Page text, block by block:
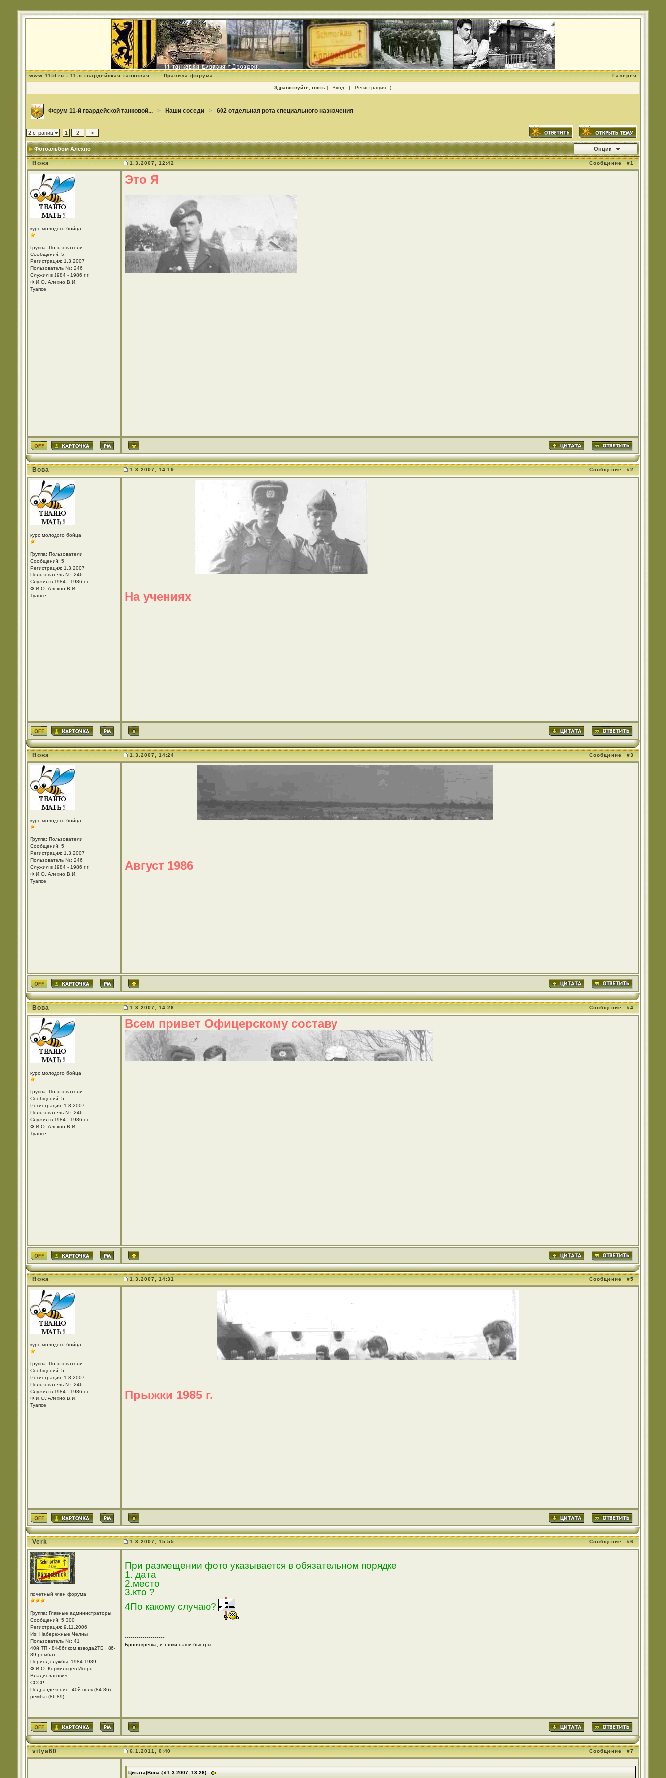
www.11td.ru - 11-я гвардейская танковая... Правила форума Галерея
Здравствуйте, гость ( Вход | Регистрация )
Форум 11-й гвардейской танковой... > Наши соседи > 602 отдельная рота специального назначения
2 страниц 1 2 >
Фотоальбом Алехно Опции
Вова 1.3.2007, 12:42 Сообщение #1
курс молодого бойца
Группа: Пользователи
Сообщений: 5
Регистрация: 1.3.2007
Пользователь №: 246
Служил в 1984 - 1986 г.г.
Ф.И.О.:Алехно.В.И.
Туапсе
Это Я
Вова 1.3.2007, 14:19 Сообщение #2
курс молодого бойца
Группа: Пользователи
Сообщений: 5
Регистрация: 1.3.2007
Пользователь №: 246
Служил в 1984 - 1986 г.г.
Ф.И.О.:Алехно.В.И.
Туапсе
На учениях
Вова 1.3.2007, 14:24 Сообщение #3
курс молодого бойца
Группа: Пользователи
Сообщений: 5
Регистрация: 1.3.2007
Пользователь №: 246
Служил в 1984 - 1986 г.г.
Ф.И.О.:Алехно.В.И.
Туапсе
Август 1986
Вова 1.3.2007, 14:26 Сообщение #4
курс молодого бойца
Группа: Пользователи
Сообщений: 5
Регистрация: 1.3.2007
Пользователь №: 246
Служил в 1984 - 1986 г.г.
Ф.И.О.:Алехно.В.И.
Туапсе
Всем привет Офицерскому составу
Вова 1.3.2007, 14:31 Сообщение #5
курс молодого бойца
Группа: Пользователи
Сообщений: 5
Регистрация: 1.3.2007
Пользователь №: 246
Служил в 1984 - 1986 г.г.
Ф.И.О.:Алехно.В.И.
Туапсе
Прыжки 1985 г.
Verk 1.3.2007, 15:55 Сообщение #6
почетный член форума
Группа: Главные администраторы
Сообщений: 5 300
Регистрация: 9.11.2006
Из: Набережные Челны
Пользователь №: 41
40й ТП - 84-86г,ком,взвода2ТБ , 86-
89 рембат
Период службы: 1984-1989
Ф.И.О.:Кормильцев Игорь
Владиславович
СССР
Подразделение: 40й полк (84-86),
рембат(86-89)
При размещении фото указывается в обязательном порядке
1. дата
2.место
3.кто ?
4По какому случаю?
--------------------
Броня крепка, и танки наши быстры
vitya60 6.1.2011, 0:40 Сообщение #7
Цитата(Вова @ 1.3.2007, 13:26)